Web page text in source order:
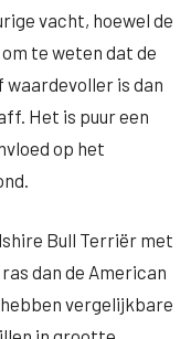
vacht, hoewel de
te weten dat de
is dan
Het is puur een
op het
Bull Terriër met
dan de American
vergelijkbare